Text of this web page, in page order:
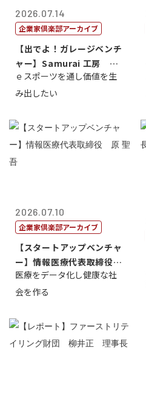
2026.07.14
企業家倶楽部アーカイブ
【出でよ！ガレージベンチ
ャー】Samurai 工房 代
表取締...
ｅスポーツを通し価値を生
み出したい
2026.07.10
企業家倶楽部アーカイブ
【スタートアップベンチャ
ー】情報医療代表取締役
原 聖吾
医療をデータ化し健康な社
会を作る